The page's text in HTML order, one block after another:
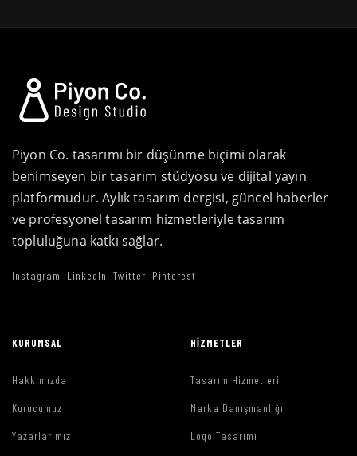
Piyon Co. tasarımı bir düşünme biçimi olarak
benimseyen bir tasarım stüdyosu ve dijital yayın
platformudur. Aylık tasarım dergisi, güncel haberler
ve profesyonel tasarım hizmetleriyle tasarım
topluluğuna katkı sağlar.
Instagram LinkedIn Twitter Pinterest
KURUMSAL
Hakkımızda
Kurucumuz
Yazarlarımız
HIZMETLER
Tasarım Hizmetleri
Marka Danışmanlığı
Logo Tasarımı